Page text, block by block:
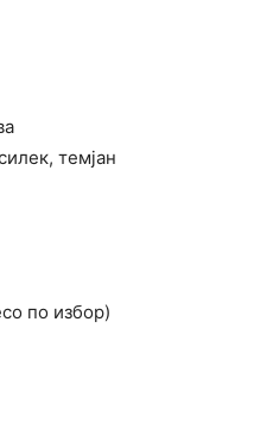
темјан
по избор)